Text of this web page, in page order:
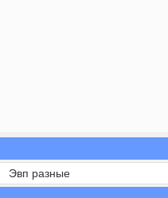
Эвп разные